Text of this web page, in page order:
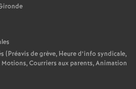
(Préavis de grève, Heure d’info syndicale,
Courriers aux parents, Animation